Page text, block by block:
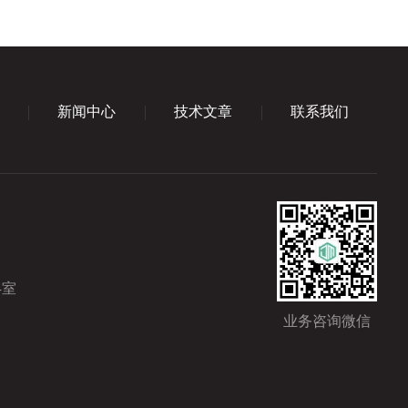
新闻中心 技术文章 联系我们
业务咨询微信